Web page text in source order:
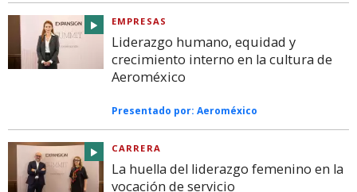
EMPRESAS
Liderazgo humano, equidad y
crecimiento interno en la cultura de
Aeroméxico
Presentado por: Aeroméxico
CARRERA
La huella del liderazgo femenino en la
vocación de servicio